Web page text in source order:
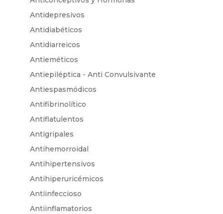
Antidepresivos
Antidiabéticos
Antidiarreicos
Antieméticos
Antiepiléptica - Anti Convulsivante
Antiespasmódicos
Antifibrinolítico
Antiflatulentos
Antigripales
Antihemorroidal
Antihipertensivos
Antihiperuricémicos
Antiinfeccioso
Antiinflamatorios